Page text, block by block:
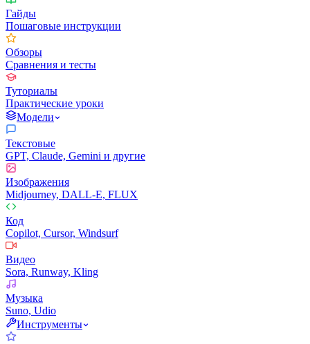
Гайды
Пошаговые инструкции
Обзоры
Сравнения и тесты
Туториалы
Практические уроки
Модели
Текстовые
GPT, Claude, Gemini и другие
Изображения
Midjourney, DALL-E, FLUX
Код
Copilot, Cursor, Windsurf
Видео
Sora, Runway, Kling
Музыка
Suno, Udio
Инструменты